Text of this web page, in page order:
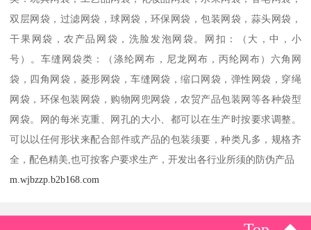
双层网袋，过滤网袋，球网袋，环保网袋，包装网袋，蒜头网袋，
干果网袋，农产品网袋，洗脸发泡网袋。网扣：（大，中，小
号）。车缝网袋类：（涤纶网布，尼龙网布，丙纶网布）六角网
袋，四角网袋，菱形网袋，车缝网袋，缩口网袋，弹性网袋，穿绳
网袋，环保包装网袋，购物网兜网袋，农贸产品包装网等各种袋型
网袋。网的每米克重、网孔的大小、都可以在生产时按要求调整。
可以以任何形状来配合部件或产品的包装须要，种类凡多，规格齐
全，配色精美,也可按客户要求生产，开发出各行业所须的防伪产品
m.wjbzzp.b2b168.com